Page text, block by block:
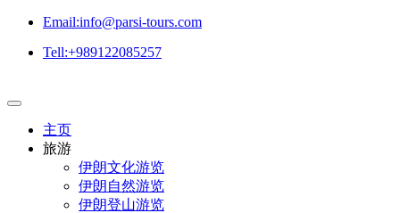
Email:info@parsi-tours.com
Tell:+989122085257
主页
旅游
伊朗文化游览
伊朗自然游览
伊朗登山游览